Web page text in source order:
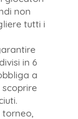
non
tutti i
in 6
a
torneo,